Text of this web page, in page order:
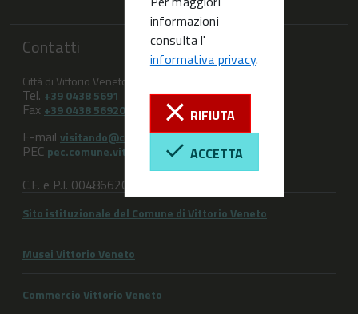
informazioni
consulta l'
informativa privacy.
RIFIUTA
ACCETTA
Contatti
Città di Vittorio Veneto (TV)
Tel. +39 0438 5691
Fax +39 0438 569209
E-mail visitando@comune.vittorio-veneto.tv.it
PEC pec.comune.vittorioveneto.tv@pecveneto.it
C.F. e P.I. 00486620263
Sito istituzionale del Comune di Vittorio Veneto
Musei Vittorio Veneto
Commercio Vittorio Veneto